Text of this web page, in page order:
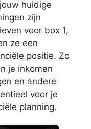
huidige
zijn
voor box 1,
ze een
positie. Zo
je inkomen
en andere
voor je
planning.